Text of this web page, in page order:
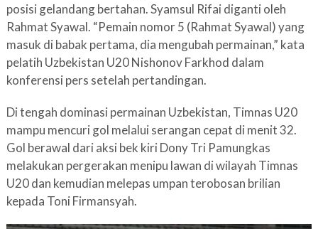
posisi gelandang bertahan. Syamsul Rifai diganti oleh
Rahmat Syawal. “Pemain nomor 5 (Rahmat Syawal) yang
masuk di babak pertama, dia mengubah permainan,” kata
pelatih Uzbekistan U20 Nishonov Farkhod dalam
konferensi pers setelah pertandingan.
Di tengah dominasi permainan Uzbekistan, Timnas U20
mampu mencuri gol melalui serangan cepat di menit 32.
Gol berawal dari aksi bek kiri Dony Tri Pamungkas
melakukan pergerakan menipu lawan di wilayah Timnas
U20 dan kemudian melepas umpan terobosan brilian
kepada Toni Firmansyah.